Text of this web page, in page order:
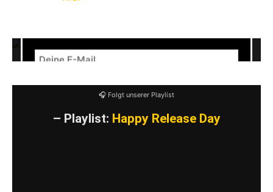
🎧 Folgt unserer Playlist
– Playlist: Happy Release Day